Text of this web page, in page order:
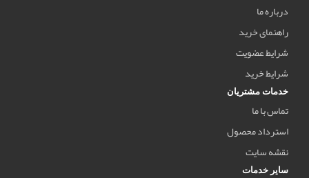
درباره ما
راهنمای خرید
شرایط عضویت
شرایط خرید
خدمات مشتریان
تماس با ما
استرداد محصول
نقشه سایت
سایر خدمات